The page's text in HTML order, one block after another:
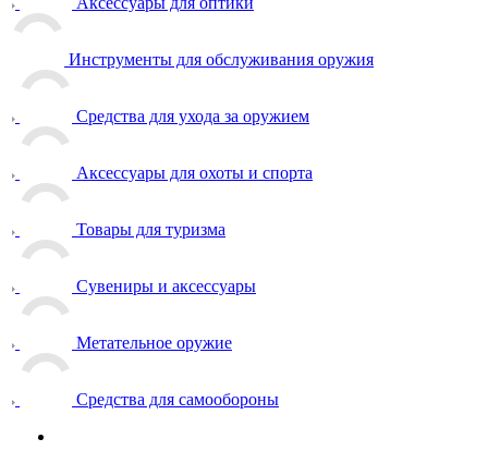
Инструменты для обслуживания оружия
Средства для ухода за оружием
Аксессуары для охоты и спорта
Товары для туризма
Сувениры и аксессуары
Метательное оружие
Средства для самообороны